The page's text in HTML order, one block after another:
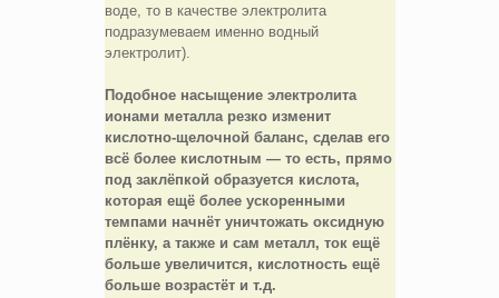
воде, то в качестве электролита
подразумеваем именно водный
электролит).
Подобное насыщение электролита
ионами металла резко изменит
кислотно-щелочной баланс, сделав его
всё более кислотным — то есть, прямо
под заклёпкой образуется кислота,
которая ещё более ускоренными
темпами начнёт уничтожать оксидную
плёнку, а также и сам металл, ток ещё
больше увеличится, кислотность ещё
больше возрастёт и т.д.